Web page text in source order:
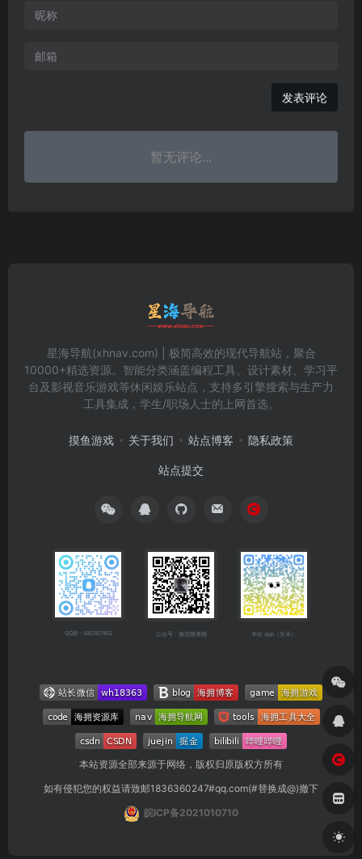
发表评论
暂无评论...
星海导航(xhnav.com) | 极简高效的现代导航站，聚合
10000+精选资源。智能分类涵盖编程工具、设计素材、学习平
台及影视音乐游戏等休闲娱乐站点，支持多引擎搜索与生产力
工具集成，学生/职场人士的上网首选。
摸鱼游戏 关于我们 站点博客 隐私政策
站点提交
QQ群：682921902 公众号：微信搜海拥 本站 app（安卓）
本站资源全部来源于网络，版权归原版权方所有
如有侵犯您的权益请致邮1836360247#qq.com(#替换成@)撤下
皖ICP备2021010710